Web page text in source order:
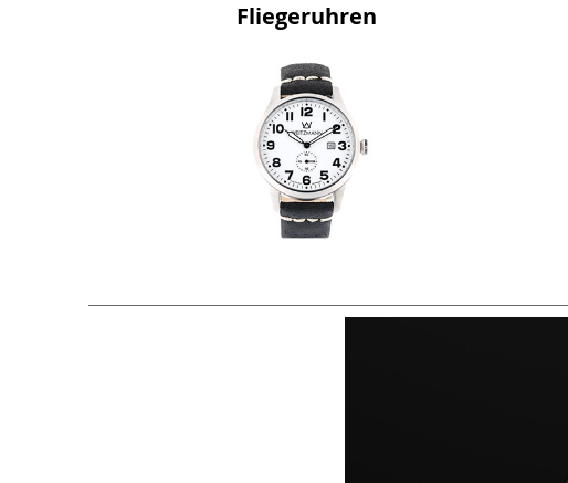
Fliegeruhren